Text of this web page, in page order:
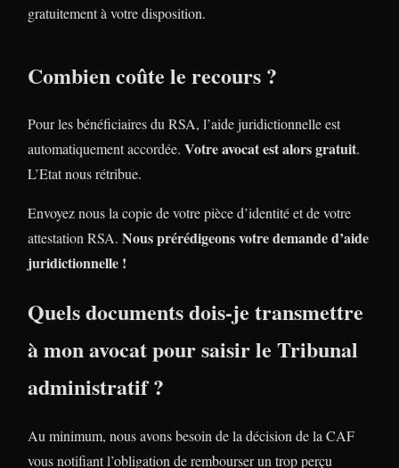
gratuitement à votre disposition.
Combien coûte le recours ?
Pour les bénéficiaires du RSA, l’aide juridictionnelle est
automatiquement accordée. Votre avocat est alors gratuit.
L’Etat nous rétribue.
Envoyez nous la copie de votre pièce d’identité et de votre
attestation RSA. Nous prérédigeons votre demande d’aide
juridictionnelle !
Quels documents dois-je transmettre
à mon avocat pour saisir le Tribunal
administratif ?
Au minimum, nous avons besoin de la décision de la CAF
vous notifiant l’obligation de rembourser un trop perçu